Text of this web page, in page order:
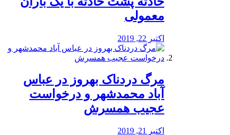
معمولی
اکتبر 22, 2019
مرگ دردناک بهروز در عباس
آباد محمدشهر و درخواست
عجیب همسرش
اکتبر 21, 2019